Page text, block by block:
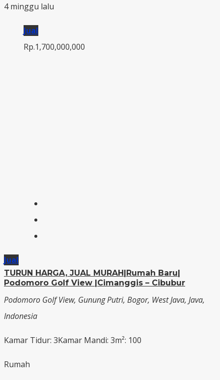
4 minggu lalu
Jual
Rp.1,700,000,000
Jual
TURUN HARGA, JUAL MURAH|Rumah Baru|
Podomoro Golf View |Cimanggis – Cibubur
Podomoro Golf View, Gunung Putri, Bogor, West Java, Java,
Indonesia
Kamar Tidur: 3Kamar Mandi: 3m²: 100
Rumah